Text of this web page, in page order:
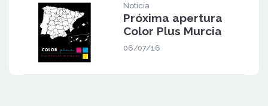
Noticia
Próxima apertura
Color Plus Murcia
06/07/16